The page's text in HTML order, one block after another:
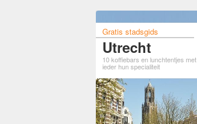
Gratis stadsgids
Utrecht
10 koffiebars en lunchtentjes met
ieder hun specialiteit